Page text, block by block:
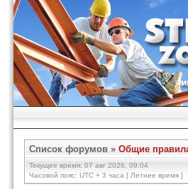
Список форумов » Общие
Текущее время: 07 авг 2026, 09:04
Часовой пояс: UTC + 3 часа [ Летнее время ]